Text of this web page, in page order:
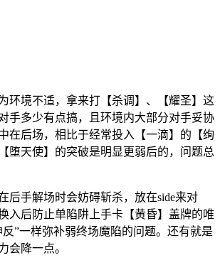
环境不适，拿来打【杀调】、【耀圣】这
手多少有点搞，且环境内大部分对手妥协
在后场，相比于经常投入【一滴】的【绚
堕天使】的突破是明显更弱后的，问题总
后手解场时会妨碍斩杀，放在side来对
入后防止单陷阱上手卡【黄昏】盖牌的唯
”一样弥补弱终场魔陷的问题。还有就是
会降一点。